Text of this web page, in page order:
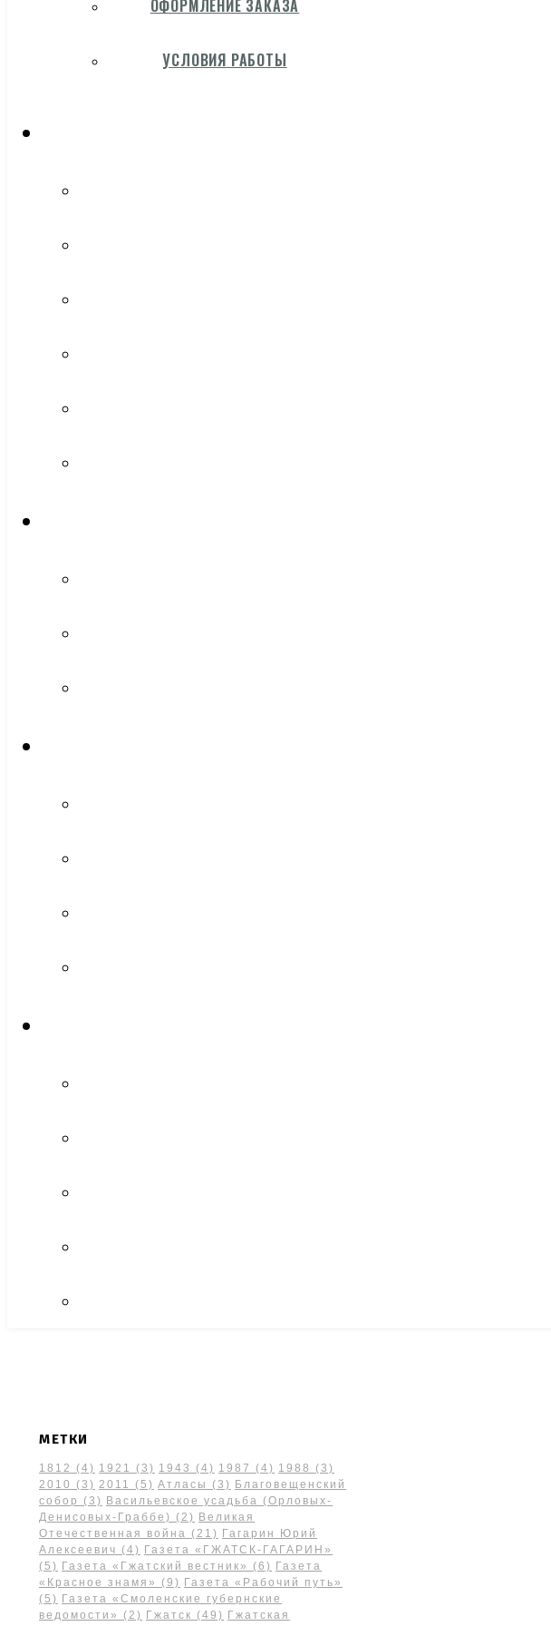
ОФОРМЛЕНИЕ ЗАКАЗА
УСЛОВИЯ РАБОТЫ
МЕТКИ
1812 (4) 1921 (3) 1943 (4) 1987 (4) 1988
(3)
2010
(3) 2011 (5) Атласы (3) Благовещенский
собор
(3) Васильевское усадьба (Орловых-
Денисовых-Граббе)
(2) Великая
Отечественная война (21) Гагарин Юрий
Алексеевич (4) Газета «ГЖАТСК-ГАГАРИН»
(5) Газета «Гжатский вестник» (6) Газета
«Красное знамя»
(9) Газета «Рабочий путь»
(5) Газета «Смоленские губернские
ведомости»
(2) Гжатск (49) Гжатская